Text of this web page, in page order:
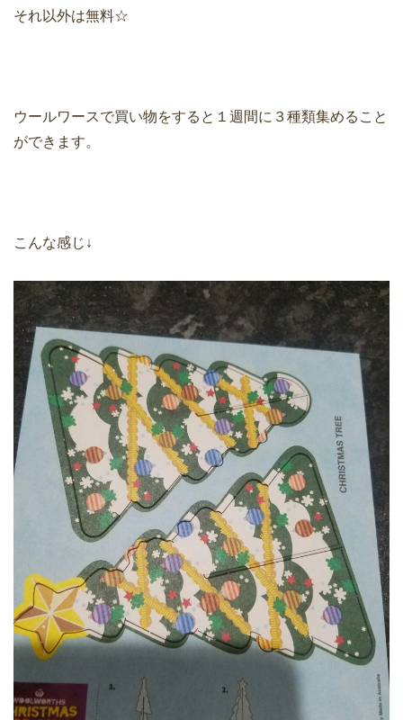
それ以外は無料☆
ウールワースで買い物をすると１週間に３種類集めること
ができます。
こんな感じ↓